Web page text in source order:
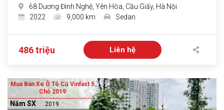
68 Dương Đình Nghệ, Yên Hòa, Cầu Giấy, Hà Nội
2022
9,000 km Sedan
486 triệu Liên hệ
Mua Bán Xe Ô Tô Cũ Vinfast 5
Chỗ 2019
Năm SX 2019